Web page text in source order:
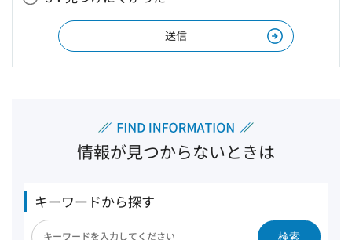
情報が見つからないときは
キーワードから探す
検索